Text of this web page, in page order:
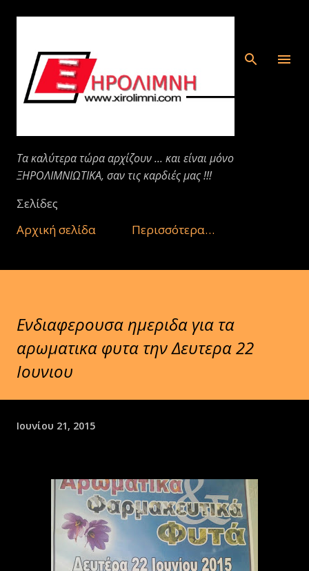
Μετάβαση στο κύριο περιεχόμενο
Τα καλύτερα τώρα αρχίζουν ... και είναι μόνο
ΞΗΡΟΛΙΜΝΙΩΤΙΚΑ, σαν τις καρδιές μας !!!
Σελίδες
Αρχική σελίδα
Περισσότερα…
Ενδιαφερουσα ημεριδα για τα
αρωματικα φυτα την Δευτερα 22
Ιουνιου
Ιουνίου 21, 2015